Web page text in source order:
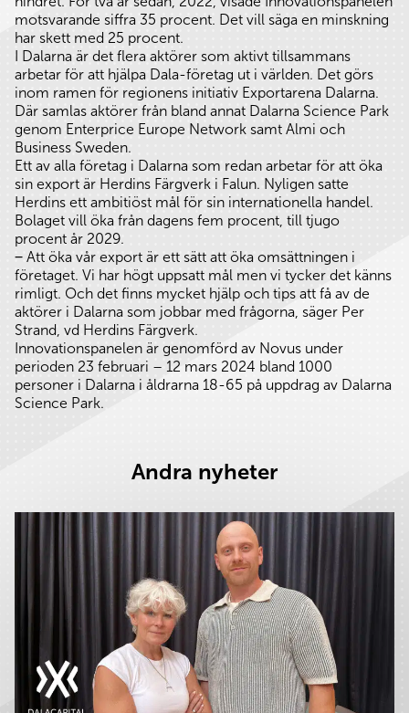
motsvarande siffra 35 procent. Det vill säga en minskning
har skett med 25 procent.
I Dalarna är det flera aktörer som aktivt tillsammans
arbetar för att hjälpa Dala-företag ut i världen. Det görs
inom ramen för regionens initiativ Exportarena Dalarna.
Där samlas aktörer från bland annat Dalarna Science Park
genom Enterprice Europe Network samt Almi och
Business Sweden.
Ett av alla företag i Dalarna som redan arbetar för att öka
sin export är Herdins Färgverk i Falun. Nyligen satte
Herdins ett ambitiöst mål för sin internationella handel.
Bolaget vill öka från dagens fem procent, till tjugo
procent år 2029.
‒ Att öka vår export är ett sätt att öka omsättningen i
företaget. Vi har högt uppsatt mål men vi tycker det känns
rimligt. Och det finns mycket hjälp och tips att få av de
aktörer i Dalarna som jobbar med frågorna, säger Per
Strand, vd Herdins Färgverk.
Innovationspanelen är genomförd av Novus under
perioden 23 februari – 12 mars 2024 bland 1000
personer i Dalarna i åldrarna 18-65 på uppdrag av Dalarna
Science Park.
Andra nyheter